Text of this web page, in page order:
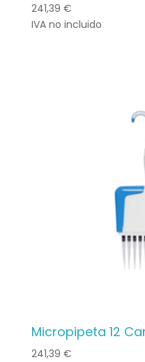
241,39 €
IVA no incluido
Micropipeta 12
241,39 €